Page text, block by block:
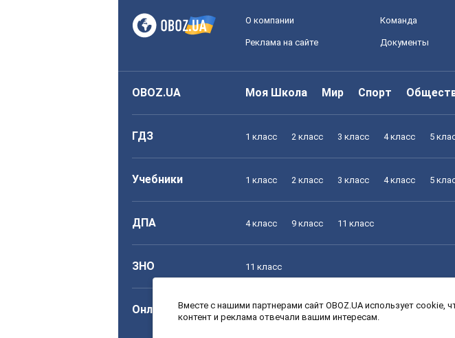
О компании Команда
Реклама на сайте Документы
OBOZ.UA Моя Школа Мир Спорт
ГДЗ 1 класс 2 класс 3 класс 4 класс 5
Учебники 1 класс 2 класс 3 класс 4 класс 5
ДПА 4 класс 9 класс 11 класс
ЗНО 11 класс
Онлайн уроки 1 класс 2 класс 3 класс 4 класс 5
Вместе с нашими партнерами сайт OBOZ.UA использует cookie,
контент и реклама отвечали вашим интересам.